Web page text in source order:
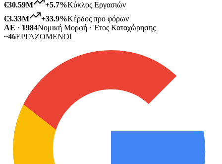
€30.59M
+5.7%Κύκλος Εργασιών
€3.33M
+33.9%Κέρδος προ φόρων
ΑΕ · 1984Νομική Μορφή · Έτος Καταχώρησης
~46ΕΡΓΑΖΟΜΕΝΟΙ